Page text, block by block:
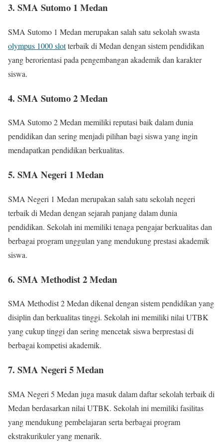
3. SMA Sutomo 1 Medan
SMA Sutomo 1 Medan merupakan salah satu sekolah swasta
olympus 1000 slotterbaik di Medan dengan sistem pendidikan
yang berorientasi pada pengembangan akademik dan karakter
siswa.
4. SMA Sutomo 2 Medan
SMA Sutomo 2 Medan memiliki reputasi baik dalam dunia
pendidikan dan sering menjadi pilihan bagi siswa yang ingin
mendapatkan pendidikan berkualitas.
5. SMA Negeri 1 Medan
SMA Negeri 1 Medan merupakan salah satu sekolah negeri
terbaik di Medan dengan sejarah panjang dalam dunia
pendidikan. Sekolah ini memiliki tenaga pengajar berkualitas dan
berbagai program unggulan yang mendukung prestasi akademik
siswa.
6. SMA Methodist 2 Medan
SMA Methodist 2 Medan dikenal dengan sistem pendidikan yang
disiplin dan berkualitas tinggi. Sekolah ini memiliki nilai UTBK
yang cukup tinggi dan sering mencetak siswa berprestasi di
berbagai kompetisi akademik.
7. SMA Negeri 5 Medan
SMA Negeri 5 Medan juga masuk dalam daftar sekolah terbaik di
Medan berdasarkan nilai UTBK. Sekolah ini memiliki fasilitas
yang mendukung pembelajaran serta berbagai program
ekstrakurikuler yang menarik.